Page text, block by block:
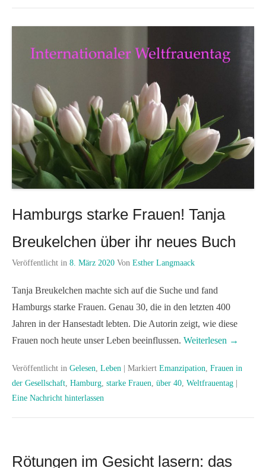
Hamburgs starke Frauen! Tanja
Breukelchen über ihr neues Buch
Veröffentlicht in 8. März 2020 Von Esther Langmaack
Tanja Breukelchen machte sich auf die Suche und fand
Hamburgs starke Frauen. Genau 30, die in den letzten 400
Jahren in der Hansestadt lebten. Die Autorin zeigt, wie diese
Frauen noch heute unser Leben beeinflussen. Weiterlesen →
Veröffentlicht in Gelesen Leben Markiert Emanzipation Frauen in
der Gesellschaft Hamburg starke Frauen über 40 Weltfrauentag
Eine Nachricht hinterlassen
Rötungen im Gesicht lasern: das